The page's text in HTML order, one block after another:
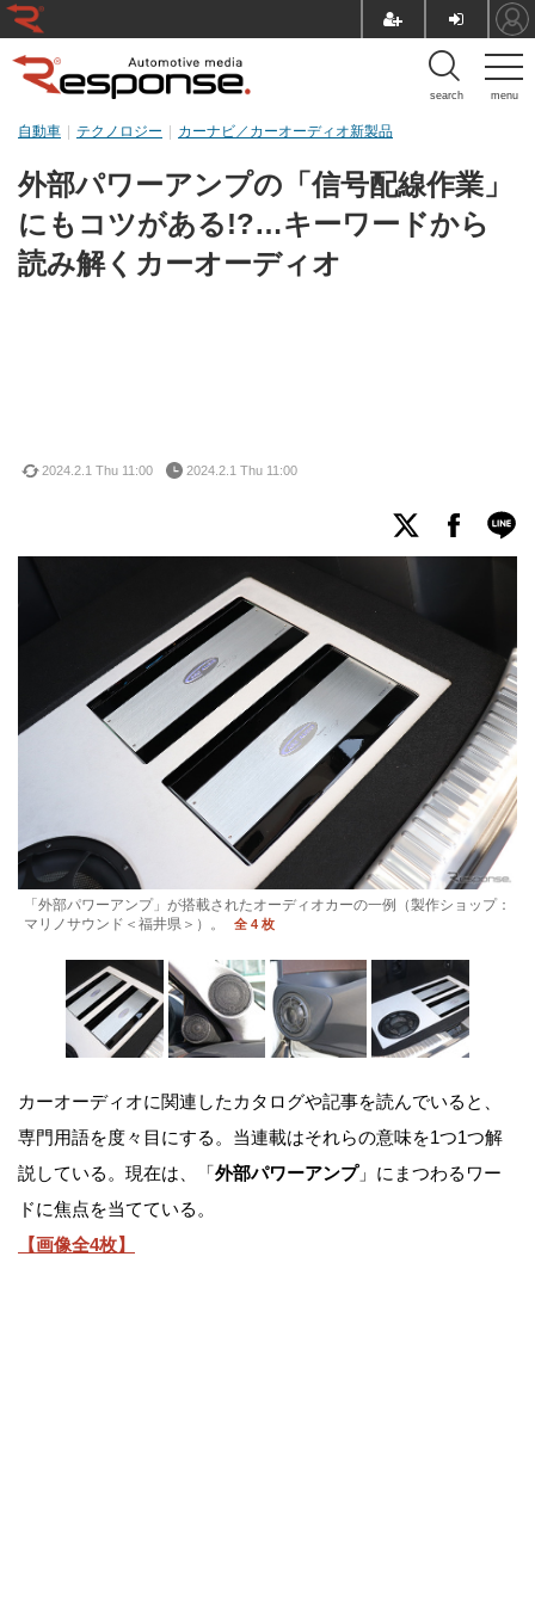
menu
search
外部パワーアンプの「信号配線作業」
にもコツがある!?…キーワードから
読み解くカーオーディオ
自動車 テクノロジー カーナビ／カーオーディオ新製品
2024.2.1 Thu 11:00 2024.2.1 Thu 11:00
「外部パワーアンプ」が搭載されたオーディオカーの一例（製作ショップ：
マリノサウンド＜福井県＞）。
全 4 枚
カーオーディオに関連したカタログや記事を読んでいると、
専門用語を度々目にする。当連載はそれらの意味を1つ1つ解
説している。現在は、「外部パワーアンプ」にまつわるワー
ドに焦点を当てている。
【画像全4枚】